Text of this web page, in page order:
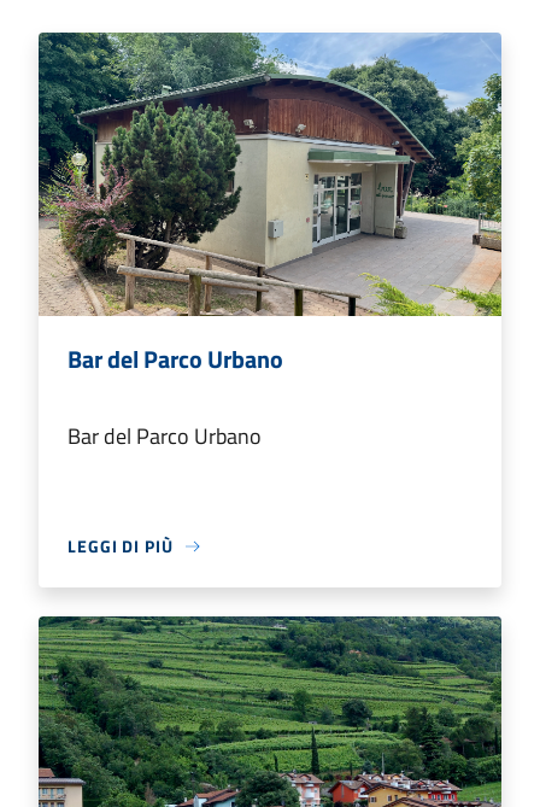
Bar del Parco Urbano
Bar del Parco Urbano
LEGGI DI PIÙ